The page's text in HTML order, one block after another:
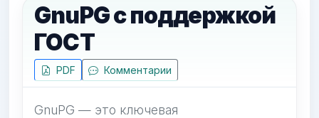
GnuPG с поддержкой
ГОСТ
PDF Комментарии
GnuPG — это ключевая